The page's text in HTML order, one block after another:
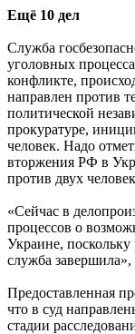
Ещё 10 дел
Служба
уголовных
конфликте,
направлен против
политической
прокуратуре,
человек. Надо
вторжения РФ в
против двух
«Сейчас в
процессов о
Украине, поскольку
служба
Предоставленная
что в суд
стадии